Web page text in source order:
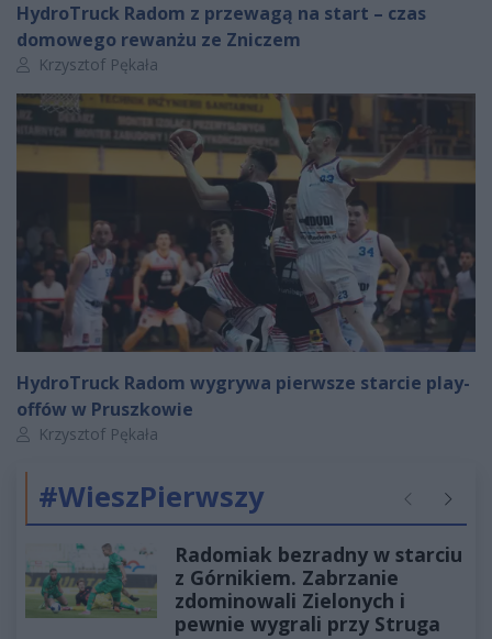
HydroTruck Radom z przewagą na start – czas
domowego rewanżu ze Zniczem
Autor artykułu:
Krzysztof Pękała
HydroTruck Radom wygrywa pierwsze starcie play-
offów w Pruszkowie
Autor artykułu:
Krzysztof Pękała
#WieszPierwszy Poprzednie
Radomiak bezradny w starciu
z Górnikiem. Zabrzanie
zdominowali Zielonych i
pewnie wygrali przy Struga